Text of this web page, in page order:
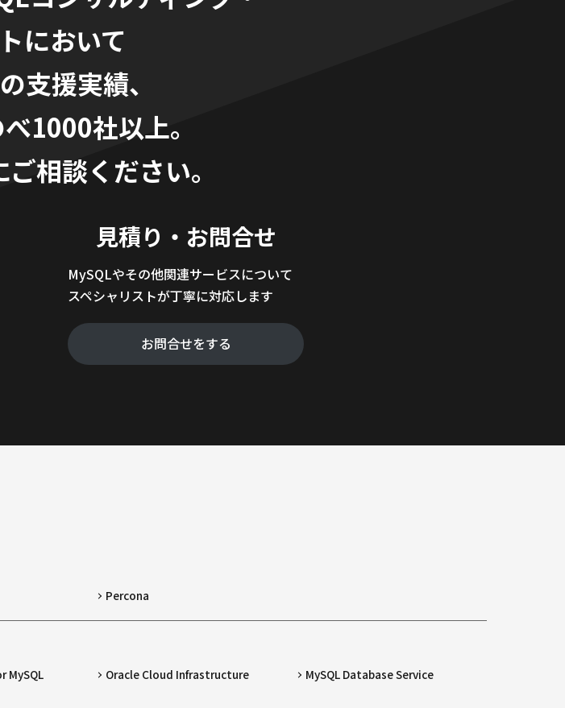
において
支援実績、
1000社以上。
相談ください。
見積り・お問合せ
MySQLやその他関連サービスについて
スペシャリストが丁寧に対応します
お問合せをする
Percona
MySQL Oracle Cloud Infrastructure MySQL Database Service